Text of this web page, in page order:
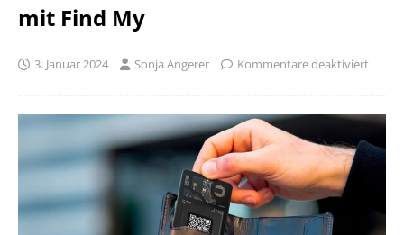
mit Find My
3. Januar 2024 Sonja Angerer Kommentare deaktiviert